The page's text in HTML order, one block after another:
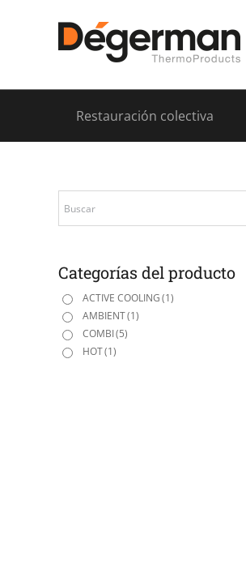
Restauración colectiva
Categorías del producto
ACTIVE COOLING(1)
AMBIENT(1)
COMBI(5)
HOT(1)